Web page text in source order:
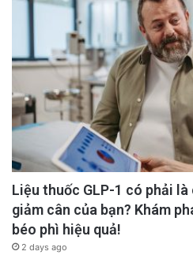
Liệu thuốc GLP-1 có phải
giảm cân của bạn? Khám
béo phì hiệu quả!
2 days ago